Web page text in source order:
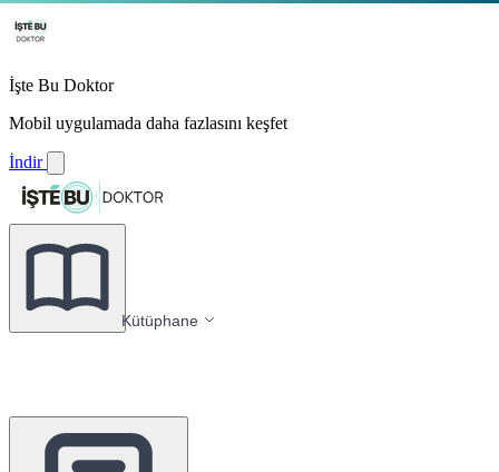
İşte Bu Doktor
Mobil uygulamada daha fazlasını keşfet
İndir
Kütüphane